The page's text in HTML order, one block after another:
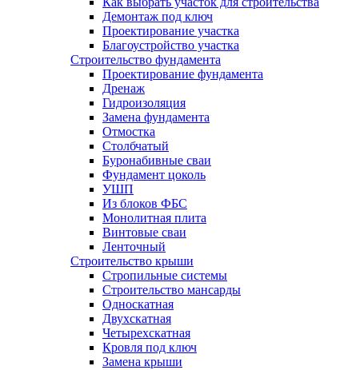
Демонтаж под ключ
Проектирование участка
Благоустройство участка
Строительство фундамента
Проектирование фундамента
Дренаж
Гидроизоляция
Замена фундамента
Отмостка
Столбчатый
Буронабивные сваи
Фундамент цоколь
УШП
Из блоков ФБС
Монолитная плита
Винтовые сваи
Ленточный
Строительство крыши
Стропильные системы
Строительство мансарды
Односкатная
Двухскатная
Четырехскатная
Кровля под ключ
Замена крыши